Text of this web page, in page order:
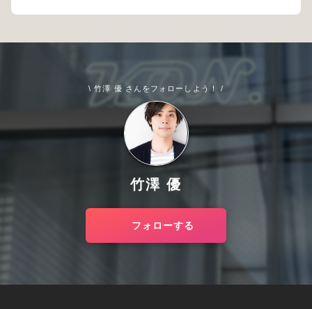
\ 竹澤 優 さんをフォローしよう！ /
竹澤 優
フォローする